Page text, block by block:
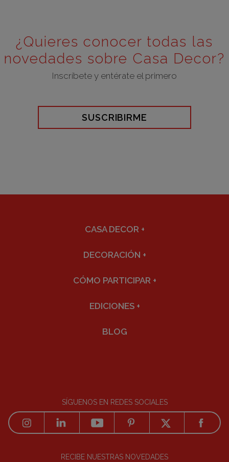
¿Quieres conocer todas las
novedades sobre Casa Decor?
Inscríbete y entérate el primero
SUSCRIBIRME
CASA DECOR +
DECORACIÓN +
CÓMO PARTICIPAR +
EDICIONES +
BLOG
SÍGUENOS EN REDES SOCIALES
RECIBE NUESTRAS NOVEDADES